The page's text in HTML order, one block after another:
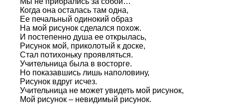
Когда она осталась там одна,
Ее печальный одинокий образ
На мой рисунок сделался похож.
И постепенно душа ее открылась,
Рисунок мой, приколотый к доске,
Стал потихоньку проявляться.
Учительница была в восторге.
Но показавшись лишь наполовину,
Рисунок вдруг исчез.
Учительница не может увидеть мой рисунок,
Мой рисунок – невидимый рисунок.